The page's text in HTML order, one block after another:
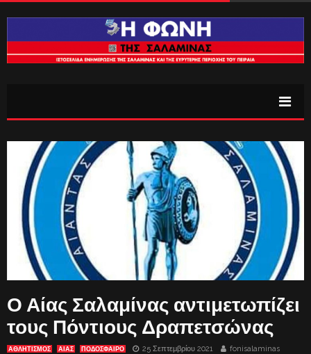
Ο Αίας Σαλαμίνας αντιμετωπίζει
τους Πόντιους Δραπετσώνας
ΑΘΛΗΤΙΣΜΟΣ ΑΊΑΣ ΠΟΔΟΣΦΑΙΡΟ 25 Σεπτεμβρίου 2021 fonisalaminas